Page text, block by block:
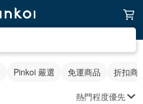
Pinkoi 嚴選 免運商品 折扣商
熱門程度優先